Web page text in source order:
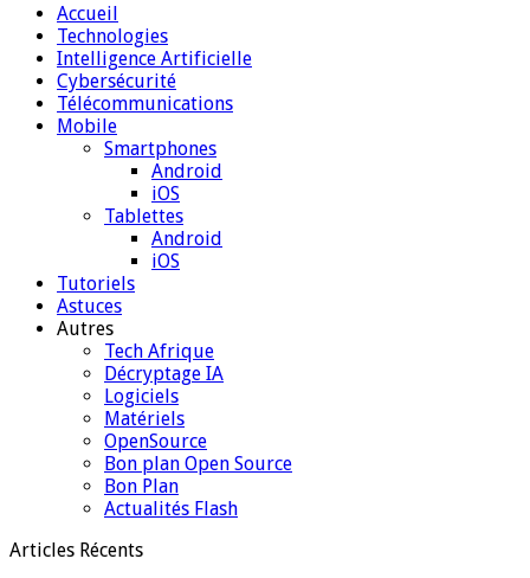
Accueil
Technologies
Intelligence Artificielle
Cybersécurité
Télécommunications
Mobile
Smartphones
Android
iOS
Tablettes
Android
iOS
Tutoriels
Astuces
Autres
Tech Afrique
Décryptage IA
Logiciels
Matériels
OpenSource
Bon plan Open Source
Bon Plan
Actualités Flash
Articles Récents